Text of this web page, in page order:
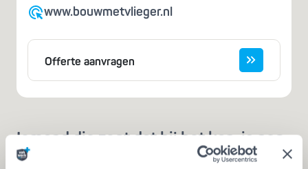
www.bouwmetvlieger.nl
Offerte aanvragen
Iemand die zegt dat hij het kan, is nog
geen vakman